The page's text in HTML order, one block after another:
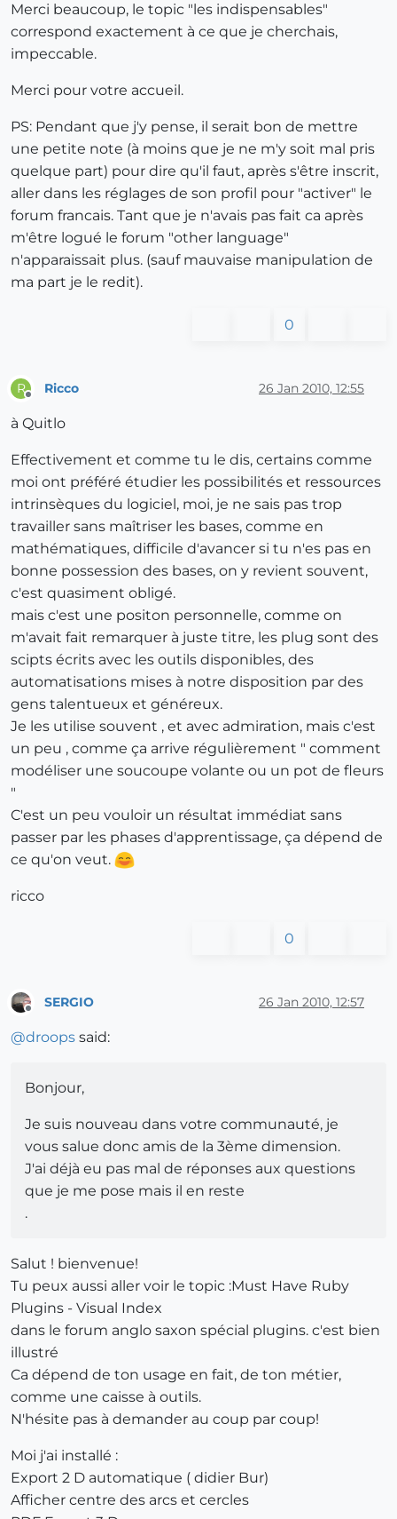
Merci beaucoup, le topic "les indispensables"
correspond exactement à ce que je cherchais,
impeccable.
Merci pour votre accueil.
PS: Pendant que j'y pense, il serait bon de mettre
une petite note (à moins que je ne m'y soit mal pris
quelque part) pour dire qu'il faut, après s'être inscrit,
aller dans les réglages de son profil pour "activer" le
forum francais. Tant que je n'avais pas fait ca après
m'être logué le forum "other language"
n'apparaissait plus. (sauf mauvaise manipulation de
ma part je le redit).
0
R Ricco 26 Jan 2010, 12:55
à Quitlo
Effectivement et comme tu le dis, certains comme
moi ont préféré étudier les possibilités et ressources
intrinsèques du logiciel, moi, je ne sais pas trop
travailler sans maîtriser les bases, comme en
mathématiques, difficile d'avancer si tu n'es pas en
bonne possession des bases, on y revient souvent,
c'est quasiment obligé.
mais c'est une positon personnelle, comme on
m'avait fait remarquer à juste titre, les plug sont des
scipts écrits avec les outils disponibles, des
automatisations mises à notre disposition par des
gens talentueux et généreux.
Je les utilise souvent , et avec admiration, mais c'est
un peu , comme ça arrive régulièrement " comment
modéliser une soucoupe volante ou un pot de fleurs
"
C'est un peu vouloir un résultat immédiat sans
passer par les phases d'apprentissage, ça dépend de
ce qu'on veut.
ricco
0
SERGIO 26 Jan 2010, 12:57
@droops said:
Bonjour,
Je suis nouveau dans votre communauté, je
vous salue donc amis de la 3ème dimension.
J'ai déjà eu pas mal de réponses aux questions
que je me pose mais il en reste
.
Salut ! bienvenue!
Tu peux aussi aller voir le topic :Must Have Ruby
Plugins - Visual Index
dans le forum anglo saxon spécial plugins. c'est bien
illustré
Ca dépend de ton usage en fait, de ton métier,
comme une caisse à outils.
N'hésite pas à demander au coup par coup!
Moi j'ai installé :
Export 2 D automatique ( didier Bur)
Afficher centre des arcs et cercles